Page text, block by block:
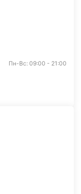
Пн-Вс: 09:00 - 21:00